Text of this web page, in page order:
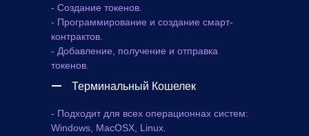
Терминальный Кошелек
- Создание токенов.
- Программирование и создание смарт-
контрактов.
- Добавление, получение и отправка
токенов.
- Подходит для всех операционнах систем:
Windows, MacOSX, Linux.